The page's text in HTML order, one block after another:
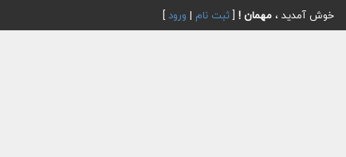
خوش آمدید ، مهمان ! [ثبت نام | ورود]